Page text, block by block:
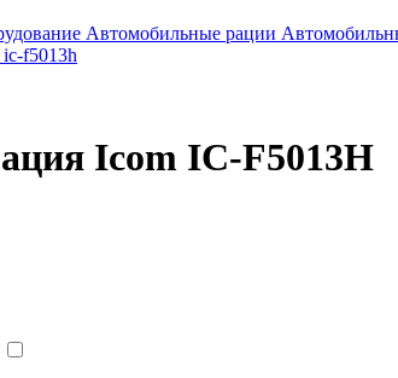
Автомобильные рации
Icom IC-F5013H